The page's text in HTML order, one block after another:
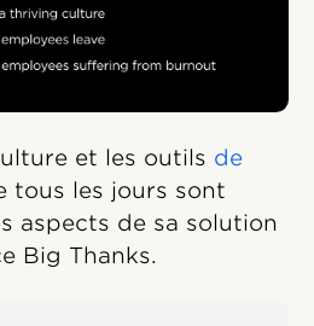
et les outils de
tous les jours sont
aspects de sa solution
Big Thanks.